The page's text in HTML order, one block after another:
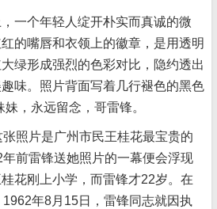
一个年轻人绽开朴实而真诚的微
的嘴唇和衣领上的徽章，是用透明
绿形成强烈的色彩对比，隐约透出
味。照片背面写着几行褪色的黑色
，永远留念，哥雷锋。
照片是广州市民王桂花最宝贵的
前雷锋送她照片的一幕便会浮现
花刚上小学，而雷锋才22岁。在
年8月15日，雷锋同志就因执